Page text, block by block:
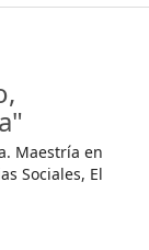
Maestría en
Sociales, El